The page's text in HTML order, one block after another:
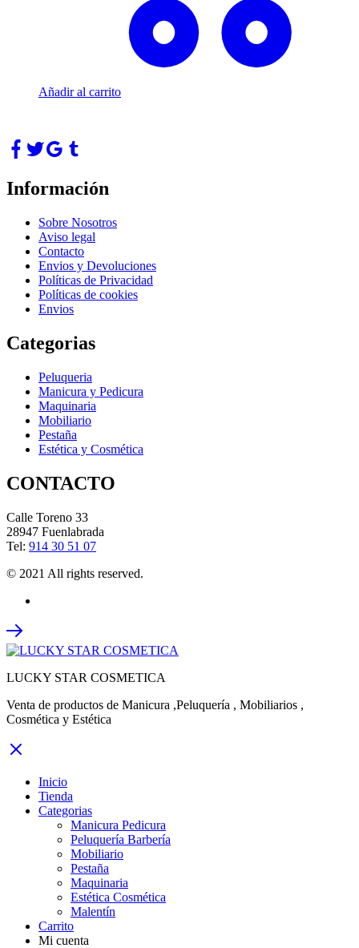
Añadir al carrito
Información
Sobre Nosotros
Aviso legal
Contacto
Envios y Devoluciones
Políticas de Privacidad
Políticas de cookies
Envios
Categorias
Peluqueria
Manicura y Pedicura
Maquinaria
Mobiliario
Pestaña
Estética y Cosmética
CONTACTO
Calle Toreno 33
28947 Fuenlabrada
Tel: 914 30 51 07
© 2021 All rights reserved.
LUCKY STAR COSMETICA
Venta de productos de Manicura ,Peluquería , Mobiliarios ,
Cosmética y Estética
Inicio
Tienda
Categorias
Manicura Pedicura
Peluquería Barbería
Mobiliario
Pestaña
Maquinaria
Estética Cosmética
Malentín
Carrito
Mi cuenta